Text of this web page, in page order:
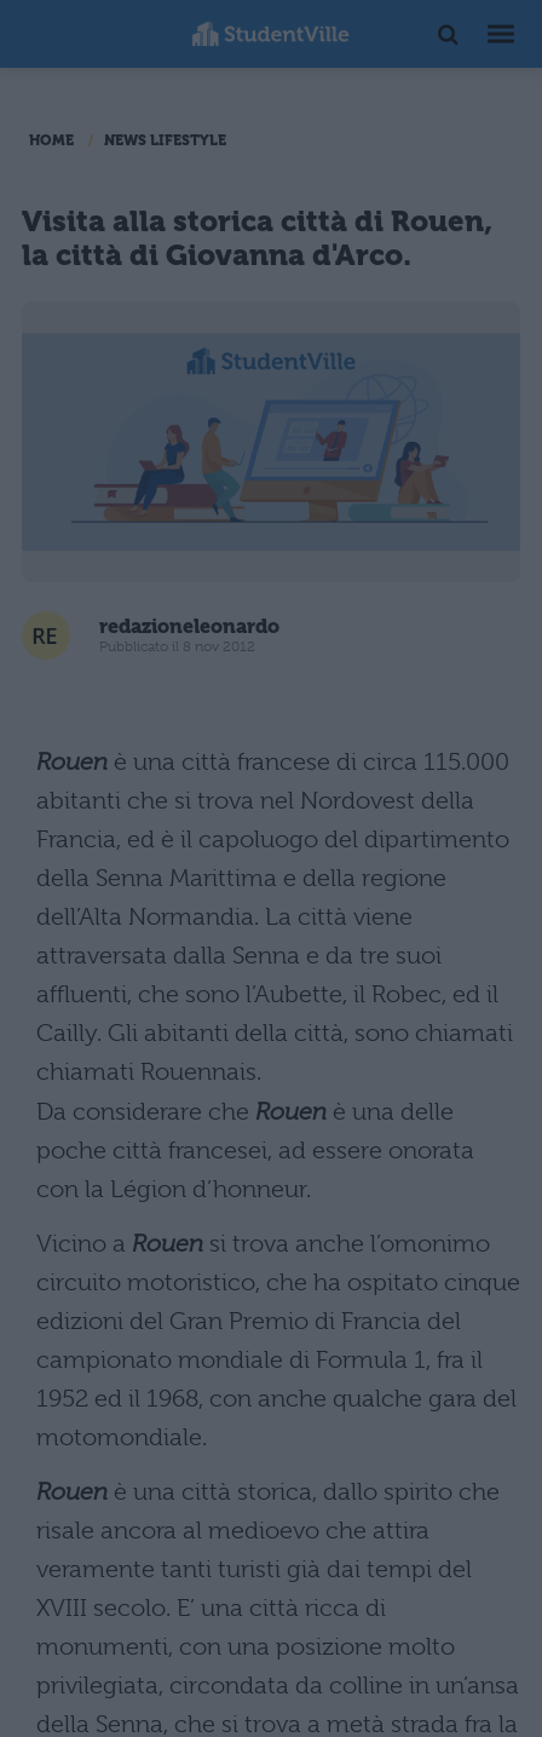
HOME NEWS LIFESTYLE
Visita alla storica città di Rouen,
la città di Giovanna d'Arco.
redazioneleonardo
Pubblicato il 8 nov 2012
Rouen è una città francese di circa 115.000
abitanti che si trova nel Nordovest della
Francia, ed è il capoluogo del dipartimento
della Senna Marittima e della regione
dell’Alta Normandia. La città viene
attraversata dalla Senna e da tre suoi
affluenti, che sono l’Aubette, il Robec, ed il
Cailly. Gli abitanti della città, sono chiamati
chiamati Rouennais.
Da considerare che Rouen è una delle
poche città francesei, ad essere onorata
con la Légion d’honneur.
Vicino a Rouen si trova anche l’omonimo
circuito motoristico, che ha ospitato cinque
edizioni del Gran Premio di Francia del
campionato mondiale di Formula 1, fra il
1952 ed il 1968, con anche qualche gara del
motomondiale.
Rouen è una città storica, dallo spirito che
risale ancora al medioevo che attira
veramente tanti turisti già dai tempi del
XVIII secolo. E’ una città ricca di
monumenti, con una posizione molto
privilegiata, circondata da colline in un’ansa
della Senna, che si trova a metà strada fra la